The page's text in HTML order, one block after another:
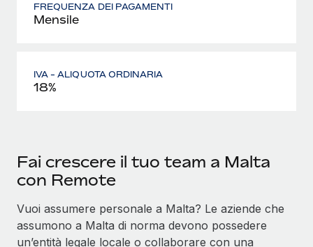
FREQUENZA DEI PAGAMENTI
Mensile
IVA - ALIQUOTA ORDINARIA
18%
Fai crescere il tuo team a Malta
con Remote
Vuoi assumere personale a Malta? Le aziende che
assumono a Malta di norma devono possedere
un’entità legale locale o collaborare con una